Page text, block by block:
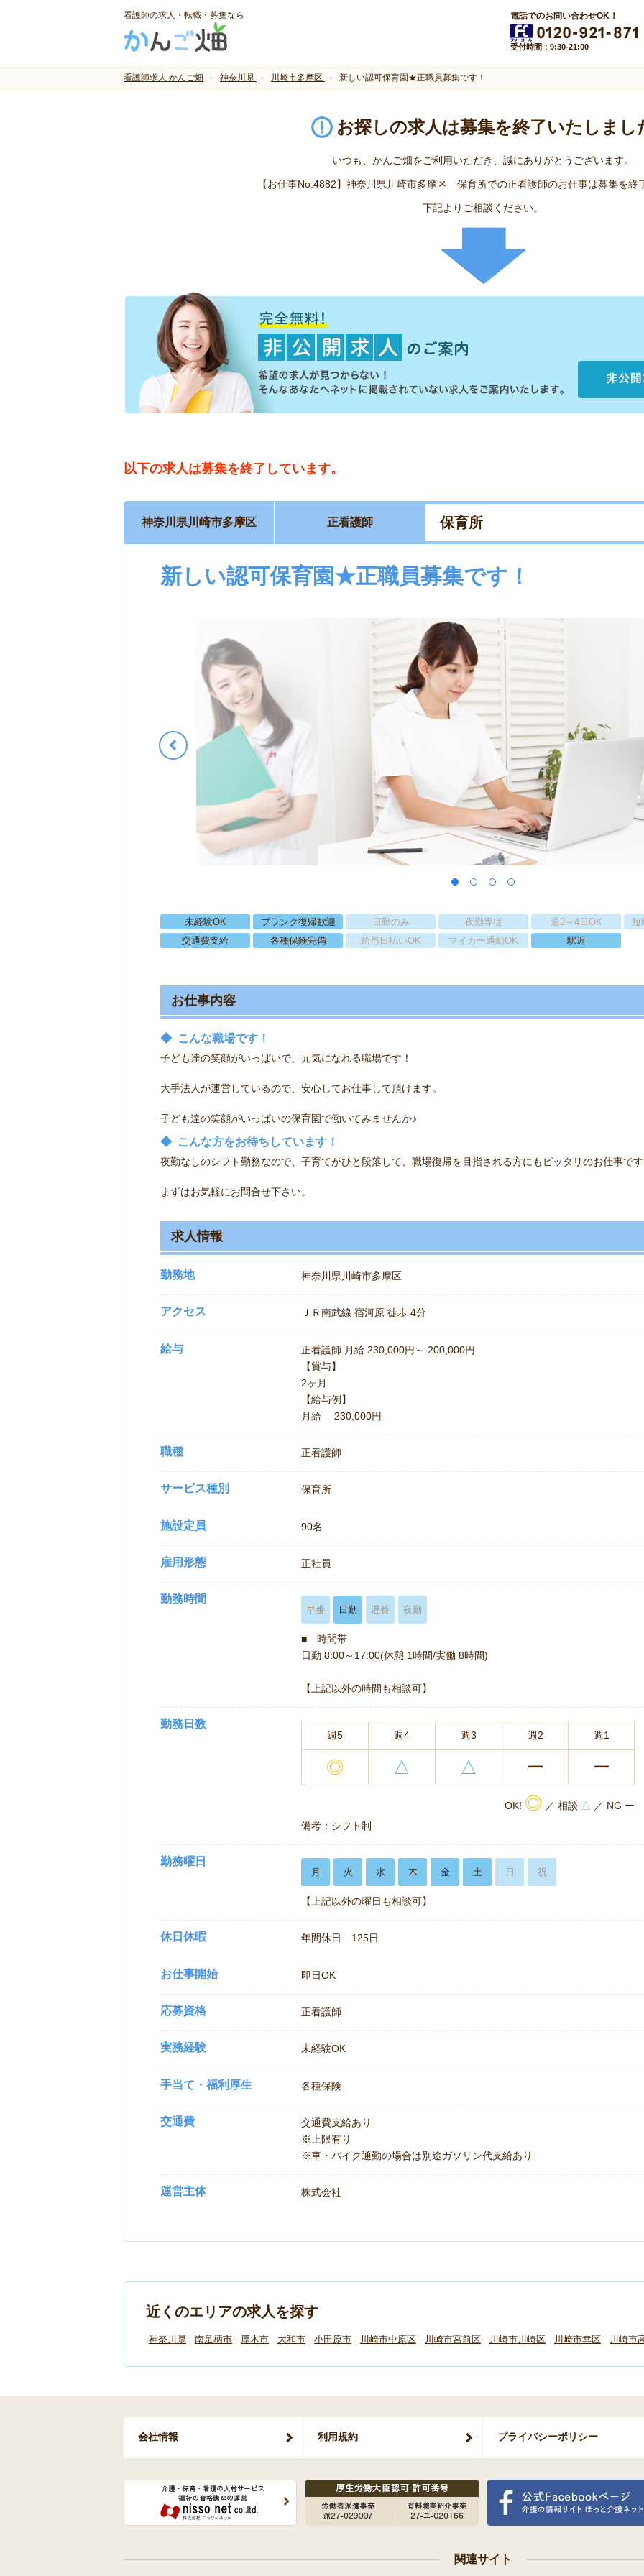
看護師の求人・転職・募集なら 電話でのお問い合わせOK！
受付時間：9:30-21:00
看護師求人 かんご畑 神奈川県 川崎市多摩区 新しい認可保育園★正職員募集です！
お探しの求人は募集を終了いたしまし
いつも、かんご畑をご利用いただき、誠にありがとうございます。
【お仕事No.4882】神奈川県川崎市多摩区 保育所での正看護師のお仕事は募集を終
下記よりご相談ください。
以下の求人は募集を終了しています。
神奈川県川崎市多摩区 正看護師 保育所
新しい認可保育園★正職員募集です！
未経験OK ブランク復帰歓迎 日勤のみ 夜勤専従 週3～4日OK
短
交通費支給
各種保険完備 給与日払いOK マイカー通勤OK 駅近
お仕事内容
◆ こんな職場です！
子ども達の笑顔がいっぱいで、元気になれる職場です！
大手法人が運営しているので、安心してお仕事して頂けます。
子ども達の笑顔がいっぱいの保育園で働いてみませんか♪
◆ こんな方をお待ちしています！
夜勤なしのシフト勤務なので、子育てがひと段落して、職場復帰を目指される方にもピッタリのお仕事で
まずはお気軽にお問合せ下さい。
求人情報
勤務地 神奈川県川崎市多摩区
アクセス ＪＲ南武線 宿河原 徒歩 4分
給与
正看護師 月給 230,000円～ 200,000円
【賞与】
2ヶ月
【給与例】
月給 230,000円
職種 正看護師
サービス種別 保育所
施設定員 90名
雇用形態 正社員
勤務時間
早番 日勤 遅番 夜勤
■ 時間帯
日勤 8:00～17:00(休憩 1時間/実働 8時間)
【上記以外の時間も相談可】
勤務日数
週5 週4 週3 週2 週1
◎ △ △ ー ー
OK! ◎ ／ 相談 △ ／ NG ー
備考：シフト制
勤務曜日
月 火 水 木 金 土 日 祝
【上記以外の曜日も相談可】
休日休暇 年間休日 125日
お仕事開始 即日OK
応募資格 正看護師
実務経験 未経験OK
手当て・福利厚生 各種保険
交通費
交通費支給あり
※上限有り
※車・バイク通勤の場合は別途ガソリン代支給あり
運営主体 株式会社
近くのエリアの求人を探す
神奈川県 南足柄市 厚木市 大和市 小田原市 川崎市中原区 川崎市宮前区 川崎市川崎区 川崎市幸区 川崎市
会社情報 利用規約 プライバシーポリシー
関連サイト